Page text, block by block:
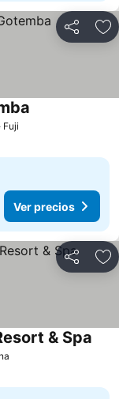
Compartir
Fuji
Ver precios
Compartir
& Spa